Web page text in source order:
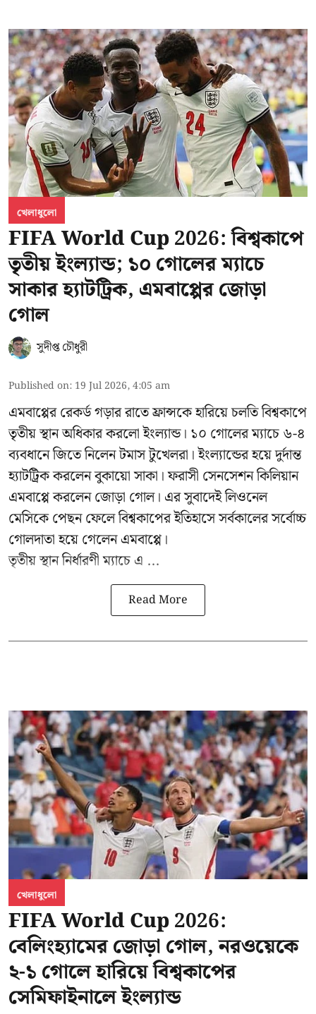
খেলাধুলো
FIFA World Cup 2026: বিশ্বকাপে
তৃতীয় ইংল্যান্ড; ১০ গোলের ম্যাচে
সাকার হ্যাটট্রিক, এমবাপ্পের জোড়া
গোল
সুদীপ্ত চৌধুরী
Published on: 19 Jul 2026, 4:05 am
এমবাপ্পের রেকর্ড গড়ার রাতে ফ্রান্সকে হারিয়ে চলতি বিশ্বকাপে
তৃতীয় স্থান অধিকার করলো ইংল্যান্ড। ১০ গোলের ম্যাচে ৬-৪
ব্যবধানে জিতে নিলেন টমাস টুখেলরা। ইংল্যান্ডের হয়ে দুর্দান্ত
হ্যাটট্রিক করলেন বুকায়ো সাকা। ফরাসী সেনসেশন কিলিয়ান
এমবাপ্পে করলেন জোড়া গোল। এর সুবাদেই লিওনেল
মেসিকে পেছন ফেলে বিশ্বকাপের ইতিহাসে সর্বকালের সর্বোচ্চ
গোলদাতা হয়ে গেলেন এমবাপ্পে।
তৃতীয় স্থান নির্ধারণী ম্যাচে এ ...
Read More
খেলাধুলো
FIFA World Cup 2026:
বেলিংহ্যামের জোড়া গোল, নরওয়েকে
২-১ গোলে হারিয়ে বিশ্বকাপের
সেমিফাইনালে ইংল্যান্ড